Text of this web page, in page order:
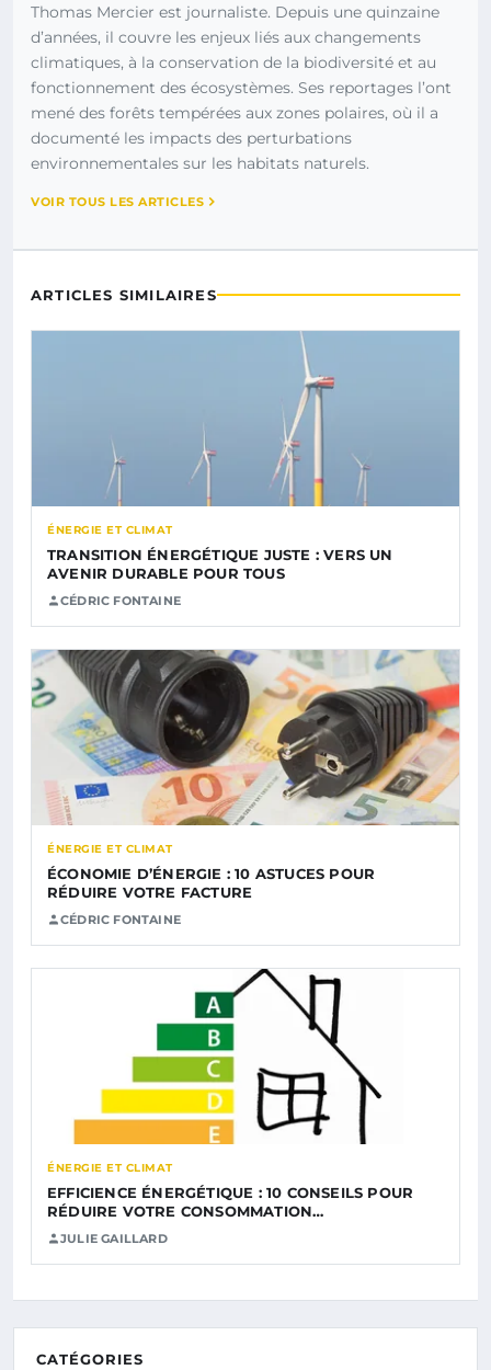
Thomas Mercier est journaliste. Depuis une quinzaine
d’années, il couvre les enjeux liés aux changements
climatiques, à la conservation de la biodiversité et au
fonctionnement des écosystèmes. Ses reportages l’ont
mené des forêts tempérées aux zones polaires, où il a
documenté les impacts des perturbations
environnementales sur les habitats naturels.
VOIR TOUS LES ARTICLES
ARTICLES SIMILAIRES
ÉNERGIE ET CLIMAT
TRANSITION ÉNERGÉTIQUE JUSTE : VERS UN
AVENIR DURABLE POUR TOUS
CÉDRIC FONTAINE
ÉNERGIE ET CLIMAT
ÉCONOMIE D’ÉNERGIE : 10 ASTUCES POUR
RÉDUIRE VOTRE FACTURE
CÉDRIC FONTAINE
ÉNERGIE ET CLIMAT
EFFICIENCE ÉNERGÉTIQUE : 10 CONSEILS POUR
RÉDUIRE VOTRE CONSOMMATION…
JULIE GAILLARD
CATÉGORIES